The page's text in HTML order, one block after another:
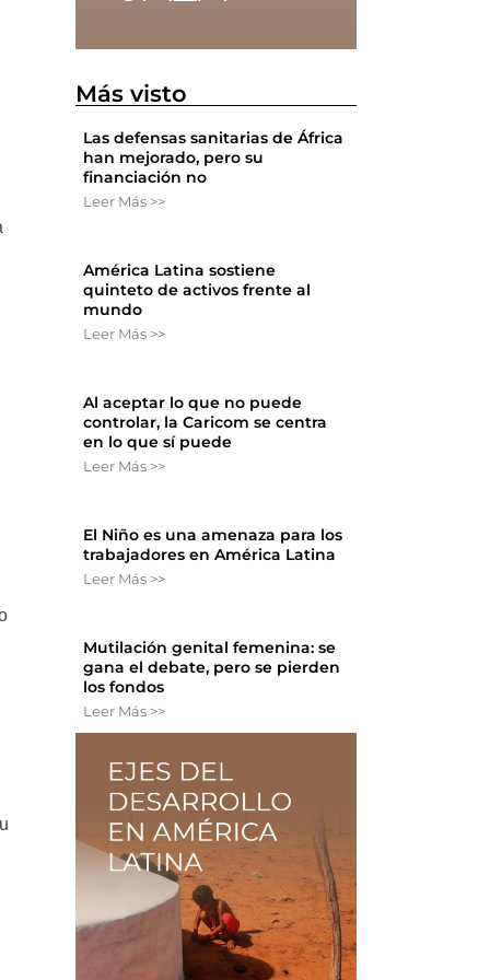
Más visto
Las defensas sanitarias de África
han mejorado, pero su
financiación no
Leer Más >>
América Latina sostiene
quinteto de activos frente al
mundo
Leer Más >>
Al aceptar lo que no puede
controlar, la Caricom se centra
en lo que sí puede
Leer Más >>
El Niño es una amenaza para los
trabajadores en América Latina
Leer Más >>
Mutilación genital femenina: se
gana el debate, pero se pierden
los fondos
Leer Más >>